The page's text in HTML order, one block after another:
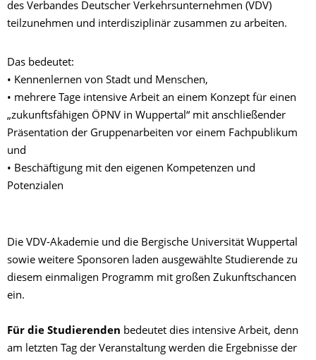
des Verbandes Deutscher Verkehrsunternehmen (VDV)
teilzunehmen und interdisziplinär zusammen zu arbeiten.
Das bedeutet:
• Kennenlernen von Stadt und Menschen,
• mehrere Tage intensive Arbeit an einem Konzept für einen
„zukunftsfähigen ÖPNV in Wuppertal“ mit anschließender
Präsentation der Gruppenarbeiten vor einem Fachpublikum
und
• Beschäftigung mit den eigenen Kompetenzen und
Potenzialen
Die VDV-Akademie und die Bergische Universität Wuppertal
sowie weitere Sponsoren laden ausgewählte Studierende zu
diesem einmaligen Programm mit großen Zukunftschancen
ein.
Für die Studierenden bedeutet dies intensive Arbeit, denn
am letzten Tag der Veranstaltung werden die Ergebnisse der